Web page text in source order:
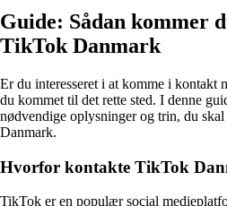
Guide: Sådan kommer
TikTok Danmark
Er du interesseret i at komme i kontakt
du kommet til det rette sted. I denne
nødvendige oplysninger og trin, du
Danmark.
Hvorfor kontakte TikTok
TikTok er en populær social